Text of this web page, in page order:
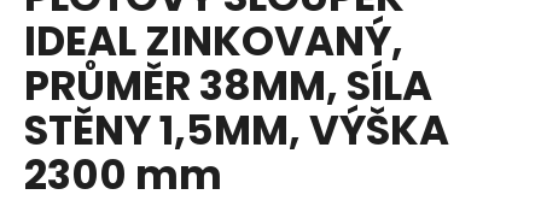
0,0
5
hvězdiček.
IDEAL ZINKOVANÝ,
PRŮMĚR 38MM, SÍLA
STĚNY 1,5MM, VÝŠKA
2300 mm
a
j
í
t
?